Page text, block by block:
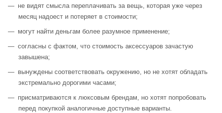
не видят смысла переплачивать за вещь, которая уже через
месяц надоест и потеряет в стоимости;
могут найти деньгам более разумное применение;
согласны с фактом, что стоимость аксессуаров зачастую
завышена;
вынуждены соответствовать окружению, но не хотят обладать
экстремально дорогими часами;
присматриваются к люксовым брендам, но хотят попробовать
перед покупкой аналогичные доступные варианты.